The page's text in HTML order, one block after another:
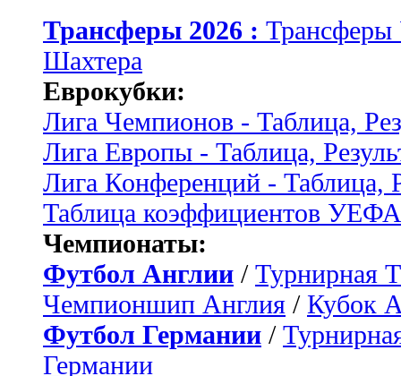
Трансферы 2026 :
Шахтера
Еврокубки:
Лига Чемпионов - Таблица,
Лига Европы - Таблица,
Лига Конференций - Таблица,
Таблица коэффициентов УЕФА
Чемпионаты:
Футбол Англии / Турнирная
Чемпионшип Англия / Кубок
Футбол Германии /
Германии